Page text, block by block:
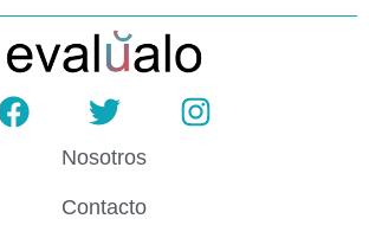
Nosotros
Contacto